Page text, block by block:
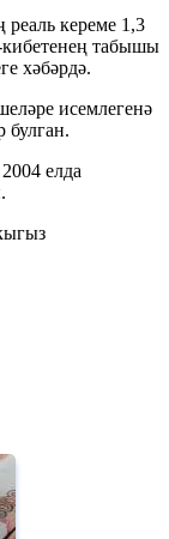
кереме 1,3
ң табышы
хәбәрдә.
исемлегенә
елда